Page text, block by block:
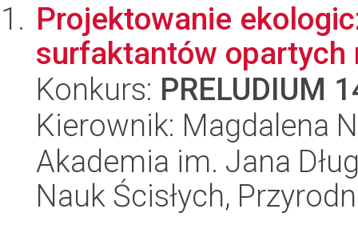
Projektowanie
surfaktantów opartych
Konkurs: PRELUDIUM
Kierownik: Magdalena
Akademia im. Jana
Nauk Ścisłych,